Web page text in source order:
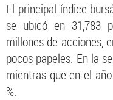
El principal índice
se ubicó en 31,783
millones de acciones,
pocos papeles. En la
mientras que en el
%.